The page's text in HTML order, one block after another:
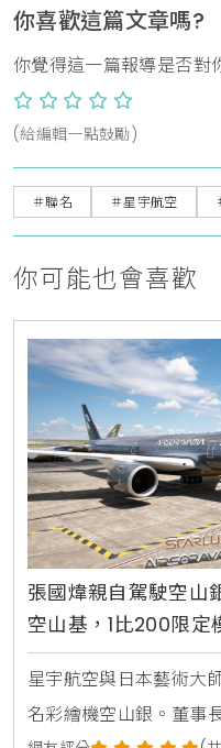
你喜歡這篇文章嗎?
你覺得這一篇報導是否對
(給編輯一點鼓勵)
＃聯名 ＃星宇航空
你可能也會喜歡
張國煒親自駕駛空山
空山基，1比200限定
星宇航空與日本藝術大
名彩繪機空山銀。董事